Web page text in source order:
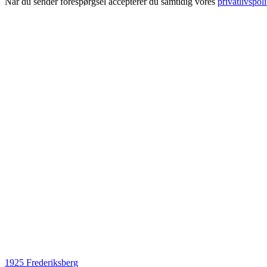
1925 Frederiksberg